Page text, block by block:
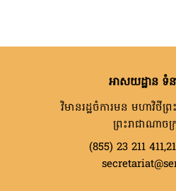
អាសយដ្ឋាន ទំ
វិមានរដ្ឋចំការមន មហាវិថីព្
ព្រះរាជាណាចក្
(855) 23 211